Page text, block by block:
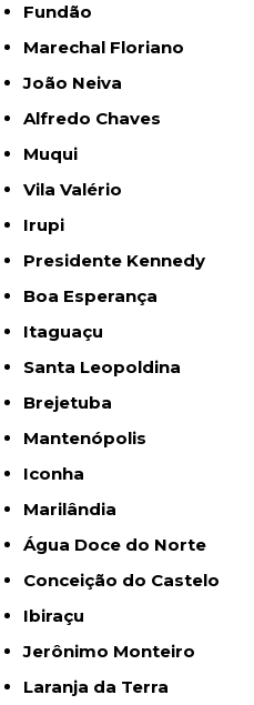
Fundão
Marechal Floriano
João Neiva
Alfredo Chaves
Muqui
Vila Valério
Irupi
Presidente Kennedy
Boa Esperança
Itaguaçu
Santa Leopoldina
Brejetuba
Mantenópolis
Iconha
Marilândia
Água Doce do Norte
Conceição do Castelo
Ibiraçu
Jerônimo Monteiro
Laranja da Terra